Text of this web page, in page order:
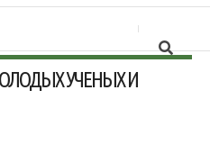
УЧЕНЫХ И